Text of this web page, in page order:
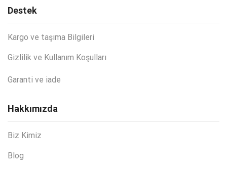
Destek
Kargo ve taşıma Bilgileri
Gizlilik ve Kullanım Koşulları
Garanti ve iade
Hakkımızda
Biz Kimiz
Blog